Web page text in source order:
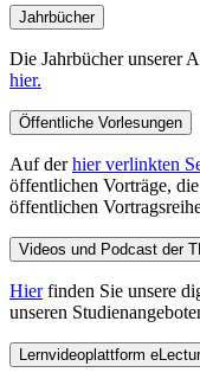
Jahrbücher
Die Jahrbücher unserer
hier.
Öffentliche Vorlesungen
Auf derhier verlinkten
öffentlichen Vorträge,
öffentlichen
Videos und Podcast der
Hierfinden Sie unsere
unseren
Lernvideoplattform